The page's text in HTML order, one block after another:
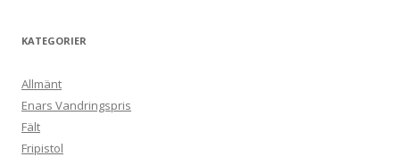
KATEGORIER
Allmänt
Enars Vandringspris
Fält
Fripistol